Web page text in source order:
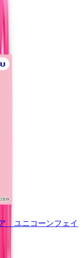
ユニコーンフェイ